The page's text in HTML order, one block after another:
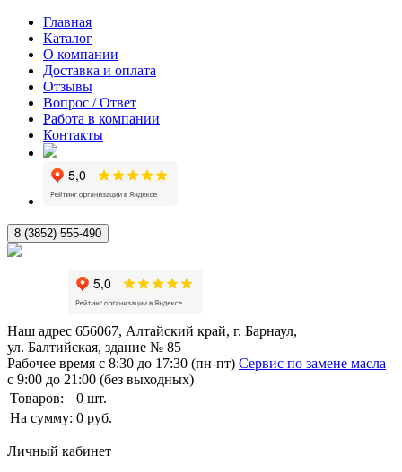
Главная
Каталог
О компании
Доставка и оплата
Отзывы
Вопрос / Ответ
Работа в компании
Контакты
8 (3852) 555-490
Наш адрес 656067, Алтайский край, г. Барнаул,
ул. Балтийская, здание № 85
Рабочее время с 8:30 до 17:30 (пн-пт) Сервис по замене масла
с 9:00 до 21:00 (без выходных)
Товаров:
0 шт.
На сумму: 0 руб.
Личный кабинет